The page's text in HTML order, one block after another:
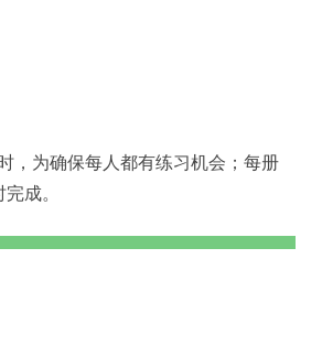
，为确保每人都有练习机会；每册
成。